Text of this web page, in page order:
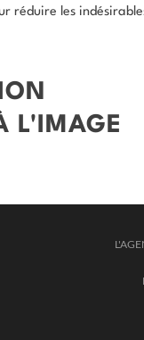
réduire les
L'IMAGE